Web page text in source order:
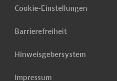
Cookie-Einstellungen
Barrierefreiheit
Hinweisgebersystem
Impressum